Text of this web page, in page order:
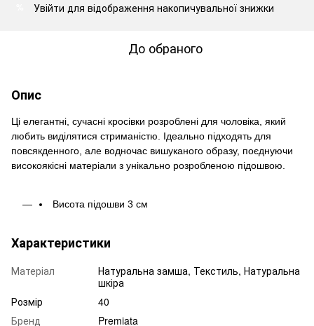
Увійти для відображення накопичувальної знижки
До обраного
Опис
Ці елегантні, сучасні кросівки розроблені для чоловіка, який
любить виділятися стриманістю. Ідеально підходять для
повсякденного, але водночас вишуканого образу, поєднуючи
високоякісні матеріали з унікально розробленою підошвою.
Висота підошви 3 см
Характеристики
Матеріал
Натуральна замша, Текстиль, Натуральна
шкіра
Розмір
40
Бренд
Premiata